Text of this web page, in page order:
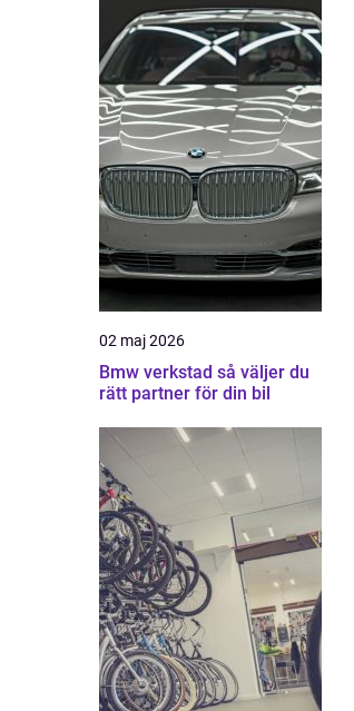
02 maj 2026
Bmw verkstad så väljer du
rätt partner för din bil